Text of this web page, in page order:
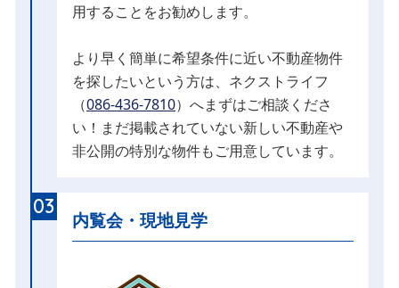
用することをお勧めします。
より早く簡単に希望条件に近い不動産物件
を探したいという方は、ネクストライフ
（086-436-7810）へまずはご相談くださ
い！まだ掲載されていない新しい不動産や
非公開の特別な物件もご用意しています。
03
内覧会・現地見学